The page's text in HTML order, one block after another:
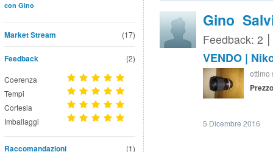
con Gino
(17)
Market Stream
Feedback (2)
Coerenza
Tempi
Cortesia
Imballaggi
(1)
Raccomandazioni
Gino
Feedback: 2
VENDO |
ottimo
5 Dicembre 2016